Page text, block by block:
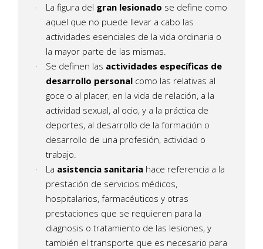
La figura del gran lesionado se define como
aquel que no puede llevar a cabo las
actividades esenciales de la vida ordinaria o
la mayor parte de las mismas.
Se definen las actividades específicas de
desarrollo personal como las relativas al
goce o al placer, en la vida de relación, a la
actividad sexual, al ocio, y a la práctica de
deportes, al desarrollo de la formación o
desarrollo de una profesión, actividad o
trabajo.
La asistencia sanitaria hace referencia a la
prestación de servicios médicos,
hospitalarios, farmacéuticos y otras
prestaciones que se requieren para la
diagnosis o tratamiento de las lesiones, y
también el transporte que es necesario para